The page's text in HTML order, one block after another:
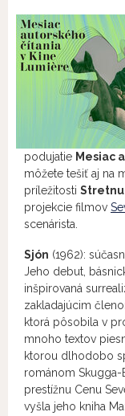
podujatie Mesiac
môžete tešiť aj na
príležitosti
projekcie filmov
scenárista.
Sjón (1962):
Jeho debut,
inšpirovaná
zakladajúcim
ktorá pôsobila v
mnoho textov
ktorou dlhodobo
románom Skugga-
prestížnu Cenu
vyšla jeho kniha